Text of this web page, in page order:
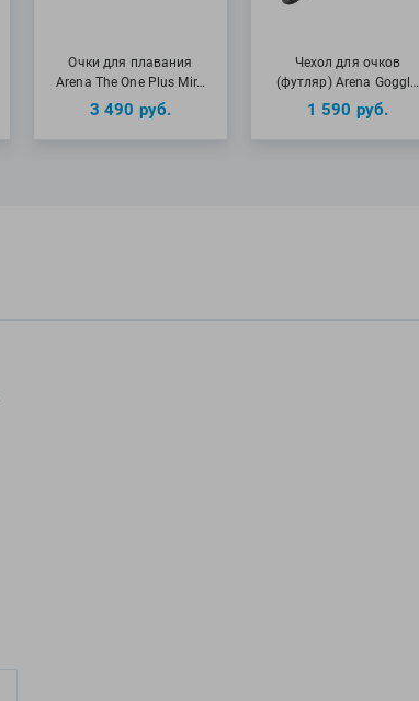
Очки для плавания
Arena The One Plus Mir…
3 490 руб.
Чехол для очков
(футляр) Arena Goggl…
1 590 руб.